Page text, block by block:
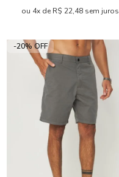
ou 4x de R$ 22,48 sem juros
-20% OFF